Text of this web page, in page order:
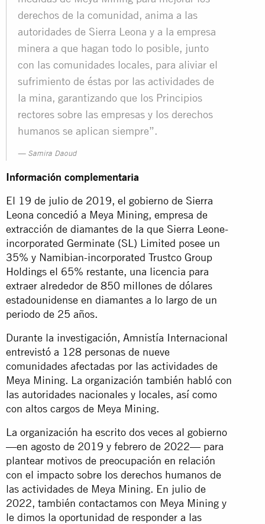
derechos de la comunidad, anima a las
autoridades de Sierra Leona y a la empresa
minera a que hagan todo lo posible, junto
con las comunidades locales, para aliviar el
sufrimiento de éstas por las actividades de
la mina, garantizando que los Principios
rectores sobre las empresas y los derechos
humanos se aplican siempre”.
Samira Daoud
Información complementaria
El 19 de julio de 2019, el gobierno de Sierra
Leona concedió a Meya Mining, empresa de
extracción de diamantes de la que Sierra Leone-
incorporated Germinate (SL) Limited posee un
35% y Namibian-incorporated Trustco Group
Holdings el 65% restante, una licencia para
extraer alrededor de 850 millones de dólares
estadounidense en diamantes a lo largo de un
periodo de 25 años.
Durante la investigación, Amnistía Internacional
entrevistó a 128 personas de nueve
comunidades afectadas por las actividades de
Meya Mining. La organización también habló con
las autoridades nacionales y locales, así como
con altos cargos de Meya Mining.
La organización ha escrito dos veces al gobierno
—en agosto de 2019 y febrero de 2022— para
plantear motivos de preocupación en relación
con el impacto sobre los derechos humanos de
las actividades de Meya Mining. En julio de
2022, también contactamos con Meya Mining y
le dimos la oportunidad de responder a las